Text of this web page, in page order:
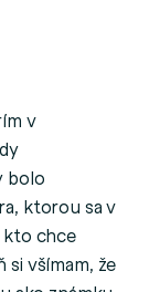
v
bolo
ktorou sa v
kto chce
všímam, že